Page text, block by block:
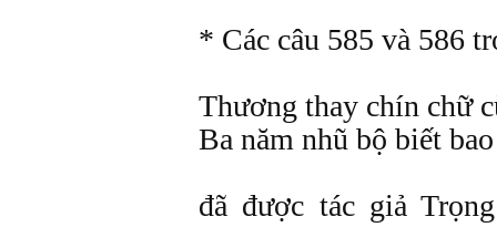
* Các câu 585 và 586
Thương thay chín chữ
Ba năm nhũ bộ biết
đã được tác giả